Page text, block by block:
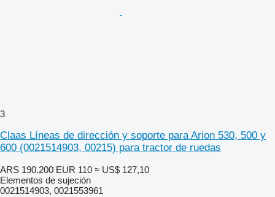
3
Claas Líneas de dirección y soporte para Arion 530, 500 y
600 (0021514903, 00215) para tractor de ruedas
ARS 190.200 EUR 110 ≈ US$ 127,10
Elementos de sujeción
0021514903, 0021553961